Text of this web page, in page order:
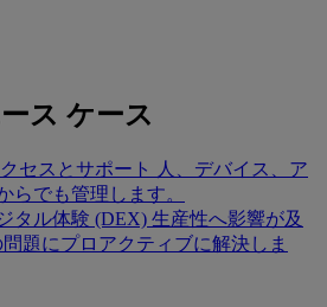
ス ケース
セスとサポート
人、デバイス、ア
らでも管理します。
タル体験 (DEX) 生産性へ影響が及
題にプロアクティブに解決しま